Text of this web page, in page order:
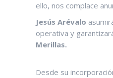
ello, nos complace
Jesús Arévalo
operativa y
Merillas.
Desde su